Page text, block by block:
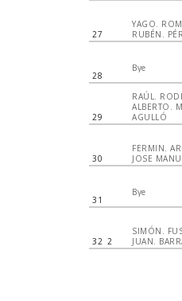
27
YAGO.
RUBÉN.
28
Bye
29
RAÚL.
ALBERTO.
AGULLÓ
30
FERMIN.
JOSE
31
Bye
32 2
SIMÓN.
JUAN.